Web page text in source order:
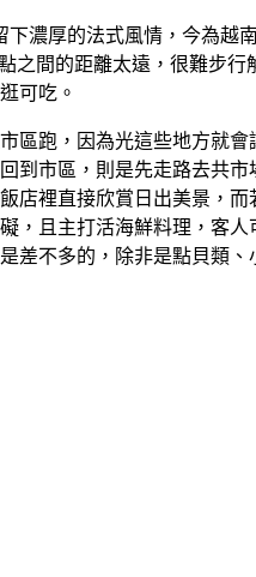
濃厚的法式風情，今為越
間的距離太遠，很難步
可吃。
跑，因為光這些地方就
市區，則是先走路去共市
裡直接欣賞日出美景，
且主打活海鮮料理，客
不多的，除非是點貝類、